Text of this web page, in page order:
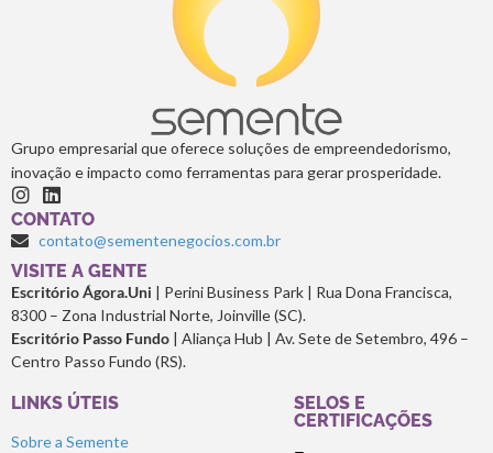
Grupo empresarial que oferece soluções de empreendedorismo,
inovação e impacto como ferramentas para gerar prosperidade.
CONTATO
contato@sementenegocios.com.br
⁠VISITE A GENTE
Escritório Ágora.Uni | Perini Business Park | Rua Dona Francisca,
8300 – Zona Industrial Norte, Joinville (SC).
Escritório Passo Fundo | Aliança Hub | Av. Sete de Setembro, 496 –
Centro Passo Fundo (RS).
LINKS ÚTEIS
Sobre a Semente
SELOS E
CERTIFICAÇÕES